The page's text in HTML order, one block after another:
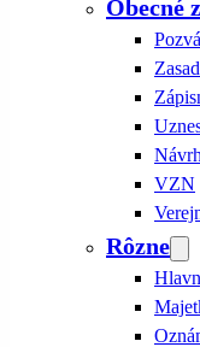
Obecné
VZN
Rôzne